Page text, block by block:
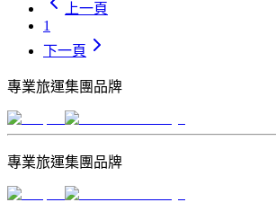
上一頁
1
下一頁
專業旅運集團品牌
專業旅運集團品牌